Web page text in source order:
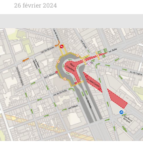
26 février 2024